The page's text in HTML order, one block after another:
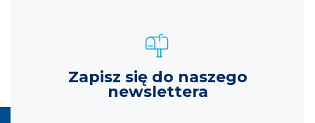
Zapisz się do naszego
newslettera